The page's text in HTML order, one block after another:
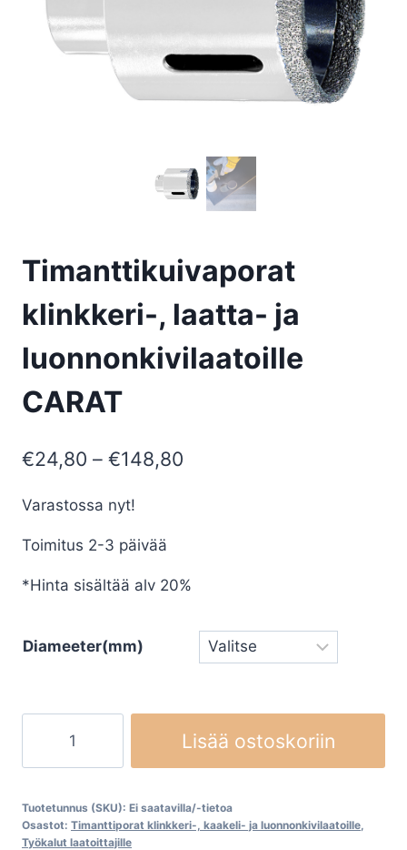
Timanttikuivaporat
klinkkeri-, laatta- ja
luonnonkivilaatoille
CARAT
€24,80 – €148,80
Varastossa nyt!
Toimitus 2-3 päivää
*Hinta sisältää alv 20%
Diameeter(mm)
klinkkeri-,
laatta-
luonnonkivilaatoille
Lisää ostoskoriin
Tuotetunnus (SKU): Ei saatavilla/-tietoa
Osastot: Timanttiporat klinkkeri-, kaakeli- ja luonnonkivilaatoille,
Työkalut laatoittajille